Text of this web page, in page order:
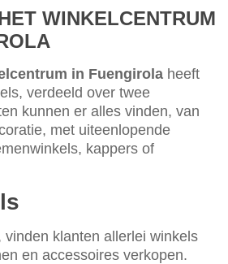
WINKELCENTRUM
in Fuengirola heeft
verdeeld over twee
kunnen er alles vinden, van
met uiteenlopende
kappers of
vinden klanten allerlei winkels
en accessoires verkopen.